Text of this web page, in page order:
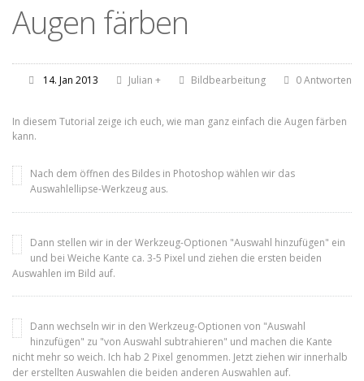
Augen färben
14. Jan 2013 Julian + Bildbearbeitung 0 Antworten
In diesem Tutorial zeige ich euch, wie man ganz einfach die Augen färben
kann.
Nach dem öffnen des Bildes in Photoshop wählen wir das
Auswahlellipse-Werkzeug aus.
Dann stellen wir in der Werkzeug-Optionen "Auswahl hinzufügen" ein
und bei Weiche Kante ca. 3-5 Pixel und ziehen die ersten beiden
Auswahlen im Bild auf.
Dann wechseln wir in den Werkzeug-Optionen von "Auswahl
hinzufügen" zu "von Auswahl subtrahieren" und machen die Kante
nicht mehr so weich. Ich hab 2 Pixel genommen. Jetzt ziehen wir innerhalb
der erstellten Auswahlen die beiden anderen Auswahlen auf.